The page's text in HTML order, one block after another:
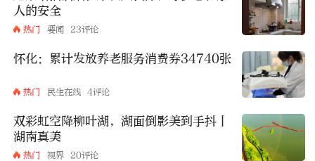
人的安全
热门 要闻 23评论
怀化：累计发放养老服务消费券34740张
热门 民生在线 4评论
双彩虹空降柳叶湖，湖面倒影美到手抖丨
湖南真美
热门 视界 20评论